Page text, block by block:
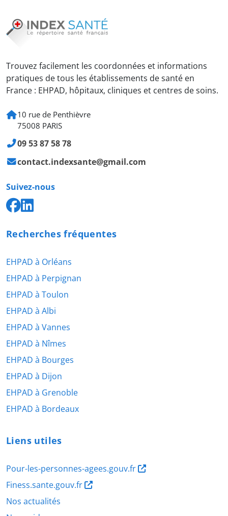
Trouvez facilement les coordonnées et informations
pratiques de tous les établissements de santé en
France : EHPAD, hôpitaux, cliniques et centres de soins.
10 rue de Penthièvre
75008 PARIS
09 53 87 58 78
contact.indexsante@gmail.com
Suivez-nous
Recherches fréquentes
EHPAD à Orléans
EHPAD à Perpignan
EHPAD à Toulon
EHPAD à Albi
EHPAD à Vannes
EHPAD à Nîmes
EHPAD à Bourges
EHPAD à Dijon
EHPAD à Grenoble
EHPAD à Bordeaux
Liens utiles
Pour-les-personnes-agees.gouv.fr
Finess.sante.gouv.fr
Nos actualités